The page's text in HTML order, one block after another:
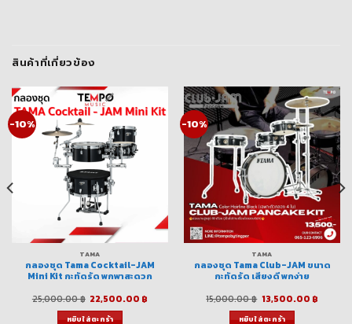
สินค้าที่เกี่ยวข้อง
-10%
TAMA
กลองชุด Tama Cocktail-JAM
Mini Kit กะทัดรัด พกพาสะดวก
25,000.00฿ Original
price
was:
22,500.00 ฿
หยิบใส่ตะกร้า
-10%
TAMA
กลองชุด Tama Club-JAM ขนาด
กะทัดรัด เสียงดี พกง่าย
15,000.00฿ Original
price
was:
13,500.00 ฿
หยิบใส่ตะกร้า